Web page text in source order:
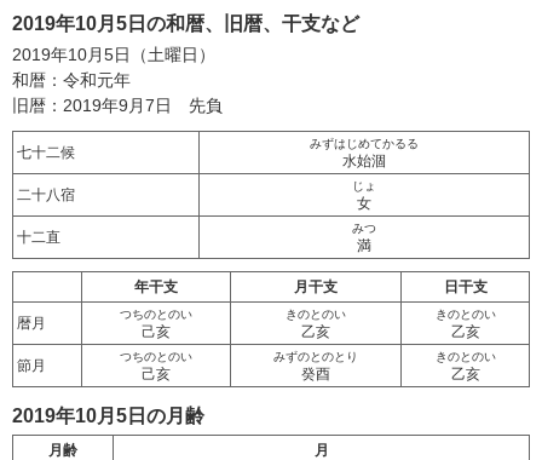
2019年10月5日の和暦、旧暦、干支など
2019年10月5日（土曜日）
和暦：令和元年
旧暦：2019年9月7日 先負
七十二候
みずはじめてかるる
水始涸
二十八宿
じょ
女
十二直
みつ
満
年干支 月干支 日干支
暦月
つちのとのい
己亥
きのとのい
乙亥
きのとのい
乙亥
節月
つちのとのい
己亥
みずのとのとり
癸酉
きのとのい
乙亥
2019年10月5日の月齢
月齢 月